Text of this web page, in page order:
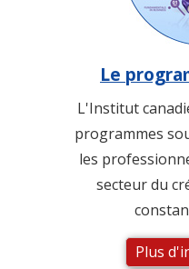
Le
L'Institut
programmes
les
secteur du
Plus